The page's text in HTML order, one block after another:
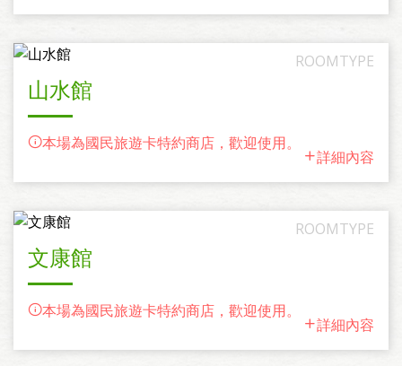
山水館
本場為國民旅遊卡特約商店，歡迎使用。
詳細內容
文康館
本場為國民旅遊卡特約商店，歡迎使用。
詳細內容